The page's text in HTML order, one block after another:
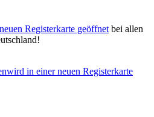
Registerkarte geöffnet bei allen
wird in einer neuen Registerkarte